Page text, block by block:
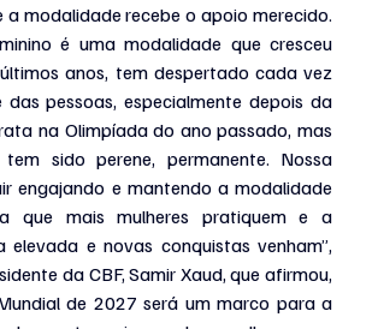
modalidade recebe o apoio merecido.
é uma modalidade que cresceu
anos, tem despertado cada vez
das pessoas, especialmente depois da
na Olimpíada do ano passado, mas
sido perene, permanente. Nossa
engajando e mantendo a modalidade
que mais mulheres pratiquem e a
elevada e novas conquistas venham”,
da CBF, Samir Xaud, que afirmou,
de 2027 será um marco para a